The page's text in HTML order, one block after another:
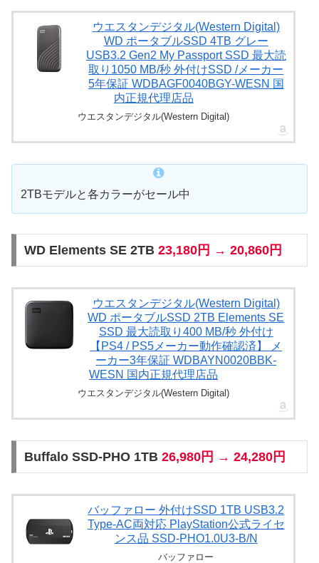
ウエスタンデジタル(Western Digital)
WD ポータブルSSD 4TB グレー
USB3.2 Gen2 My Passport SSD 最大読
取り1050 MB/秒 外付けSSD /メーカー
5年保証 WDBAGF0040BGY-WESN 国
内正規代理店品
ウエスタンデジタル(Western Digital)
2TBモデルと各カラーがセール中
WD Elements SE 2TB 23,180円 → 20,860円
ウエスタンデジタル(Western Digital)
WD ポータブルSSD 2TB Elements SE
SSD 最大読取り400 MB/秒 外付け
【PS4 / PS5メーカー動作確認済】 メ
ーカー3年保証 WDBAYN0020BBK-
WESN 国内正規代理店品
ウエスタンデジタル(Western Digital)
Buffalo SSD-PHO 1TB 26,980円 → 24,280円
バッファロー 外付けSSD 1TB USB3.2
Type‐AC両対応 PlayStation公式ライセ
ンス品 SSD-PHO1.0U3-B/N
バッファロー